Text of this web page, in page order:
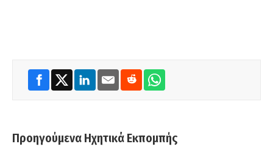
Προηγούμενα Ηχητικά Εκπομπής